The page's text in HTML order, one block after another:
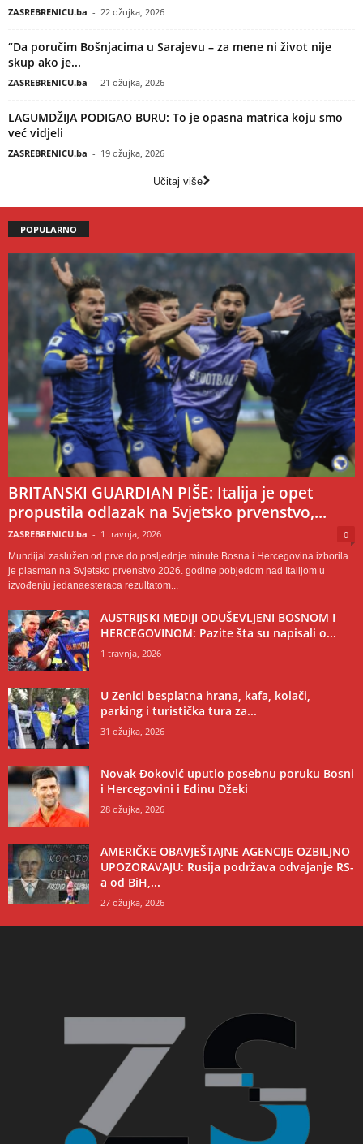
ZASREBRENICU.ba - 22 ožujka, 2026
“Da poručim Bošnjacima u Sarajevu – za mene ni život nije
skup ako je...
ZASREBRENICU.ba - 21 ožujka, 2026
LAGUMDŽIJA PODIGAO BURU: To je opasna matrica koju smo
već vidjeli
ZASREBRENICU.ba - 19 ožujka, 2026
Učitaj više
POPULARNO
BRITANSKI GUARDIAN PIŠE: Italija je opet
propustila odlazak na Svjetsko prvenstvo,...
ZASREBRENICU.ba - 1 travnja, 2026 0
Mundijal zaslužen od prve do posljednje minute Bosna i Hercegovina izborila
je plasman na Svjetsko prvenstvo 2026. godine pobjedom nad Italijom u
izvođenju jedanaesteraca rezultatom...
AUSTRIJSKI MEDIJI ODUŠEVLJENI BOSNOM I
HERCEGOVINOM: Pazite šta su napisali o...
1 travnja, 2026
U Zenici besplatna hrana, kafa, kolači,
parking i turistička tura za...
31 ožujka, 2026
Novak Đoković uputio posebnu poruku Bosni
i Hercegovini i Edinu Džeki
28 ožujka, 2026
AMERIČKE OBAVJEŠTAJNE AGENCIJE OZBILJNO
UPOZORAVAJU: Rusija podržava odvajanje RS-
a od BiH,...
27 ožujka, 2026